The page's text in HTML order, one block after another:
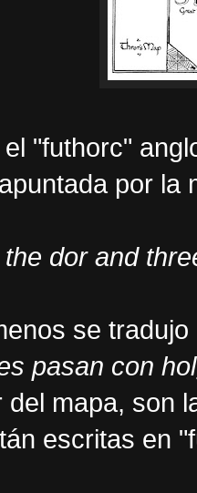
"futhorc"
por la
dor and
se
pasan con
del mapa, son
escritas en